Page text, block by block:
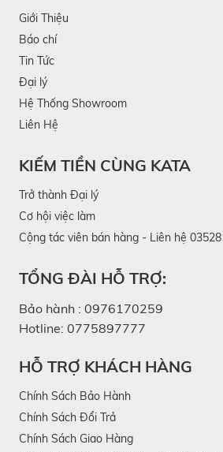
Giới Thiệu
Báo chí
Tin Tức
Đại lý
Hệ Thống Showroom
Liên Hệ
KIẾM TIỀN CÙNG KATA
Trở thành Đại lý
Cơ hội việc làm
Cộng tác viên bán hàng - Liên hệ
TỔNG ĐÀI HỖ TRỢ:
Bảo hành : 0976170259
Hotline: 0775897777
HỖ TRỢ KHÁCH HÀNG
Chính Sách Bảo Hành
Chính Sách Đổi Trả
Chính Sách Giao Hàng